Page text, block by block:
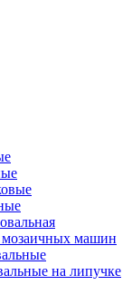
мозаичных машин
на липучке